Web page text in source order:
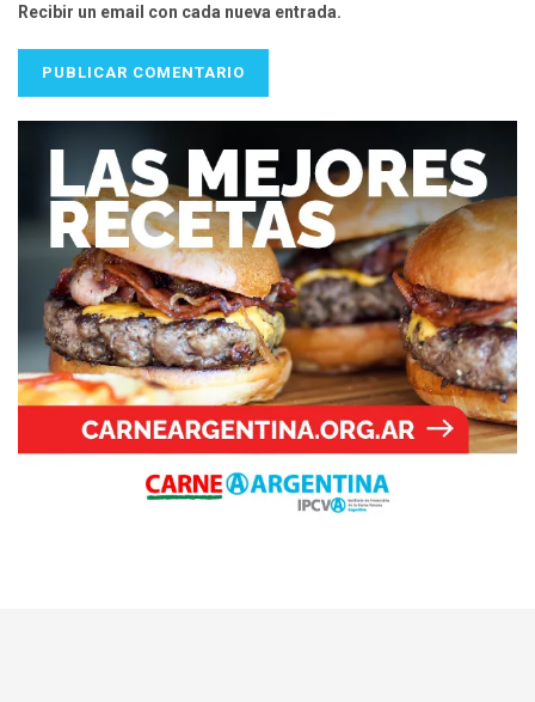
Recibir un email con cada nueva entrada.